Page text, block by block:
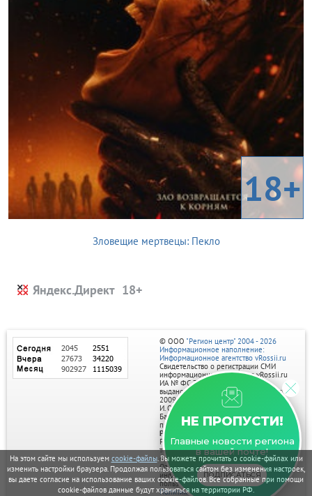
На этом сайте мы используем cookie-файлы. Вы можете прочитать о cookie-файлах или
изменить настройки браузера. Продолжая пользоваться сайтом без изменения настроек,
вы даете согласие на использование ваших cookie-файлов. Все собранные при помощи
cookie-файлов данные будут храниться на территории РФ.
18+
Зловещие мертвецы: Пекло
Яндекс.Директ
НЕ ПРОПУСТИ!
Главные новости региона
в вашей почте!
ПОДПИСАТЬСЯ
© ООО "Регион центр" 2004 - 2026
Информационное наполнение:
Информационное агентство vRossii.ru
Свидетельство о регистрации СМИ
информационного агентства vRossii.ru
ИА № ФС 77‑35502
выдано РОСКОМНАДЗОРом 04 марта
2009г.
И. О. Главного редактора Нарыков А. Н.
Баннеры на портале размещаются на
правах рекламы.
Реклама на портале:
Рекламное агентство "Умный маркетинг"
тел. 7-910-267-70-40,
email: umnyy.marketing@yandex.ru
Отдельные публикации могут содержать
информацию, не предназначенную для
пользователей до 18 лет.
Политика в отношении обработки